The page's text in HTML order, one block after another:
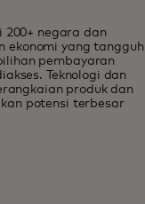
200+ negara dan
ekonomi yang tangguh
pembayaran
Teknologi dan
produk dan
potensi terbesar